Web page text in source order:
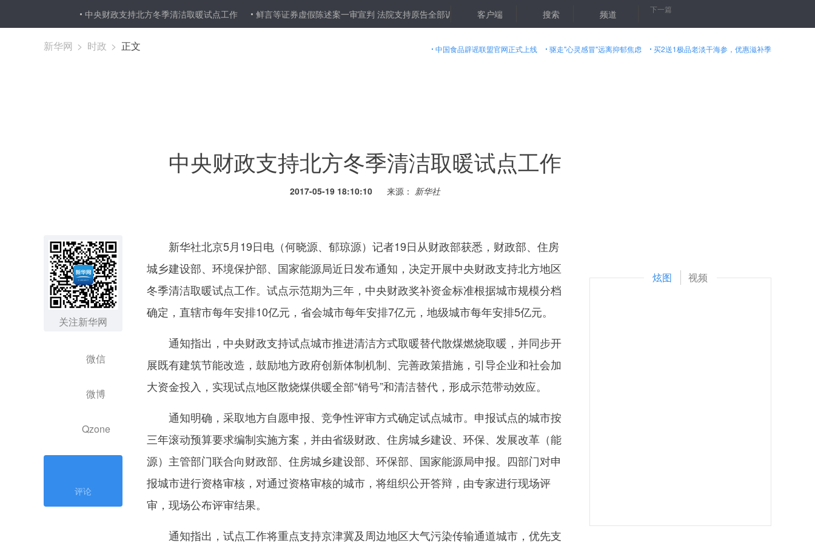
中央财政支持北方冬季清洁取暖试点工作 鲜言等证券虚假陈述案一审宣判 法院支持原告全部诉请 “学生是你生命的延续”——“厅级”辅导员曲建武的“心灵鸡汤”摘抄
客户端 搜索 频道 下一篇
中国食品辟谣联盟官网正式上线 驱走"心灵感冒"远离抑郁焦虑 买2送1极品老淡干海参，优惠滋补季
新华网 > 时政 > 正文
中央财政支持北方冬季清洁取暖试点工作
2017-05-19 18:10:10
关注新华网
微信
微博
Qzone
评论
新华社北京5月19日电（何晓源、郁琼源）记者19日从财政部获悉，财政部、住房
城乡建设部、环境保护部、国家能源局近日发布通知，决定开展中央财政支持北方地区
冬季清洁取暖试点工作。试点示范期为三年，中央财政奖补资金标准根据城市规模分档
确定，直辖市每年安排10亿元，省会城市每年安排7亿元，地级城市每年安排5亿元。
通知指出，中央财政支持试点城市推进清洁方式取暖替代散煤燃烧取暖，并同步开
展既有建筑节能改造，鼓励地方政府创新体制机制、完善政策措施，引导企业和社会加
大资金投入，实现试点地区散烧煤供暖全部“销号”和清洁替代，形成示范带动效应。
通知明确，采取地方自愿申报、竞争性评审方式确定试点城市。申报试点的城市按
三年滚动预算要求编制实施方案，并由省级财政、住房城乡建设、环保、发展改革（能
源）主管部门联合向财政部、住房城乡建设部、环保部、国家能源局申报。四部门对申
报城市进行资格审核，对通过资格审核的城市，将组织公开答辩，由专家进行现场评
审，现场公布评审结果。
通知指出，试点工作将重点支持京津冀及周边地区大气污染传输通道城市，优先支
炫图 视频